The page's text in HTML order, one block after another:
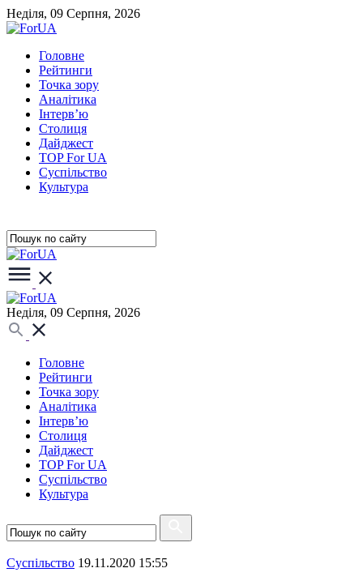
Неділя, 09 Серпня, 2026
Головне
Рейтинги
Точка зору
Аналітика
Інтерв’ю
Столиця
Дайджест
TOP For UA
Суспiльство
Культура
Неділя, 09 Серпня, 2026
Головне
Рейтинги
Точка зору
Аналітика
Інтерв’ю
Столиця
Дайджест
TOP For UA
Суспiльство
Культура
Суспiльство 19.11.2020 15:55